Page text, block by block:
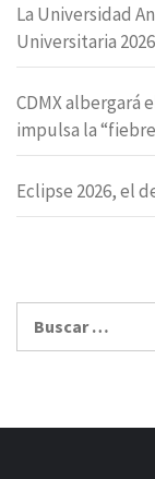
La Universidad
Universitaria 2026
CDMX albergará
impulsa la
Eclipse 2026, el